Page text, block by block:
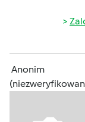
Anonim